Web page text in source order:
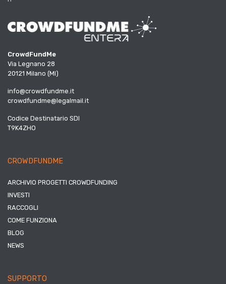
CrowdFundMe
Via Legnano 28
20121 Milano (MI)
info@crowdfundme.it
crowdfundme@legalmail.it
Codice Destinatario SDI
T9K4ZHO
CROWDFUNDME
ARCHIVIO PROGETTI CROWDFUNDING
INVESTI
RACCOGLI
COME FUNZIONA
BLOG
NEWS
SUPPORTO